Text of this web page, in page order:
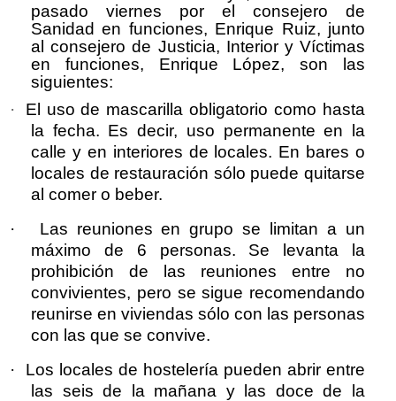
pasado viernes por el consejero de
Sanidad en funciones, Enrique Ruiz, junto
al consejero de Justicia, Interior y Víctimas
en funciones, Enrique López, son las
siguientes:
·
El uso de mascarilla obligatorio como hasta
la fecha. Es decir, uso permanente en la
calle y en interiores de locales. En bares o
locales de restauración sólo puede quitarse
al comer o beber.
·
Las reuniones en grupo se limitan a un
máximo de 6 personas. Se levanta la
prohibición de las reuniones entre no
convivientes, pero se sigue recomendando
reunirse en viviendas sólo con las personas
con las que se convive.
·
Los locales de hostelería pueden abrir entre
las seis de la mañana y las doce de la